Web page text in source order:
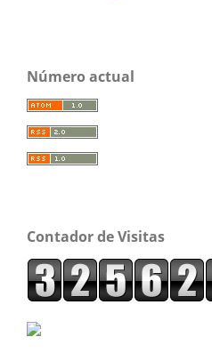
Número actual
Contador de Visitas